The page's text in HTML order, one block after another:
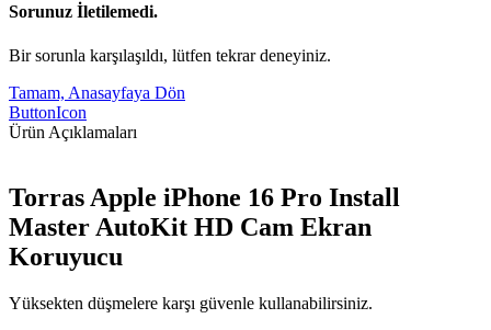
Sorunuz İletilemedi.
Bir sorunla karşılaşıldı, lütfen tekrar deneyiniz.
Tamam, Anasayfaya Dön
ButtonIcon
Ürün Açıklamaları
Torras Apple iPhone 16 Pro Install
Master AutoKit HD Cam Ekran
Koruyucu
Yüksekten düşmelere karşı güvenle kullanabilirsiniz.